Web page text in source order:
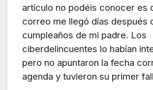
artículo no podéis conocer es
correo me llegó días después
cumpleaños de mi padre. Los
ciberdelincuentes lo habían
pero no apuntaron la fecha
agenda y tuvieron su primer